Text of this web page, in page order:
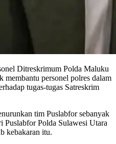
Ditreskrimum Polda Maluku
personel polres dalam
tugas-tugas Satreskrim
tim Puslabfor sebanyak
Puslabfor Polda Sulawesi Utara
kebakaran itu.